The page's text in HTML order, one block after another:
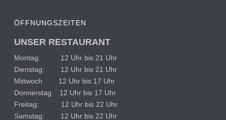
ÖFFNUNGSZEITEN
UNSER RESTAURANT
Montag: 12 Uhr bis 21 Uhr
Dienstag: 12 Uhr bis 21 Uhr
Mittwoch 12 Uhr bis 17 Uhr
Donnerstag 12 Uhr bis 17 Uhr
Freitag: 12 Uhr bis 22 Uhr
Samstag: 12 Uhr bis 22 Uhr